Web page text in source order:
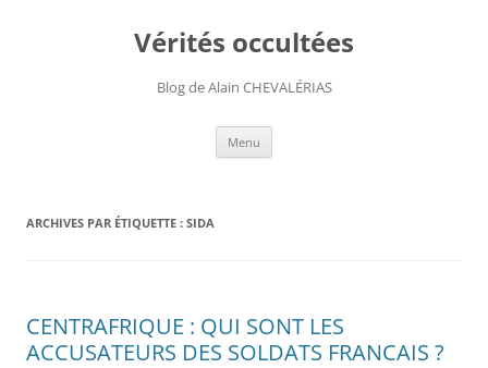
Vérités occultées
Blog de Alain CHEVALÉRIAS
Menu
ARCHIVES PAR ÉTIQUETTE : SIDA
CENTRAFRIQUE : QUI SONT LES
ACCUSATEURS DES SOLDATS FRANCAIS ?